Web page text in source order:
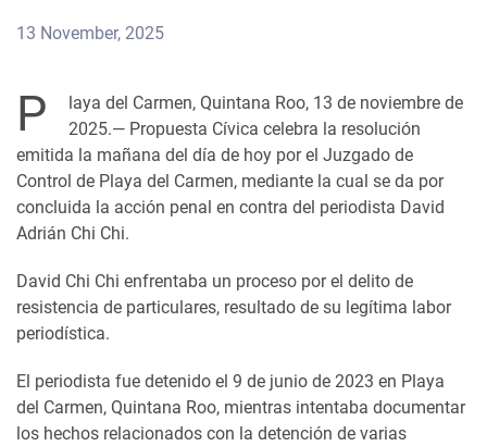
13 November, 2025
P
laya del Carmen, Quintana Roo, 13 de noviembre de
2025.— Propuesta Cívica celebra la resolución
emitida la mañana del día de hoy por el Juzgado de
Control de Playa del Carmen, mediante la cual se da por
concluida la acción penal en contra del periodista David
Adrián Chi Chi.
David Chi Chi enfrentaba un proceso por el delito de
resistencia de particulares, resultado de su legítima labor
periodística.
El periodista fue detenido el 9 de junio de 2023 en Playa
del Carmen, Quintana Roo, mientras intentaba documentar
los hechos relacionados con la detención de varias